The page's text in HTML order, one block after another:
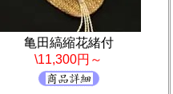
亀田縞縮花緒付
\11,300円～